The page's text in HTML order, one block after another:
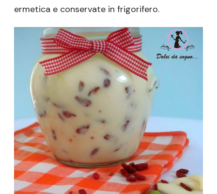
ermetica e conservate in frigorifero.